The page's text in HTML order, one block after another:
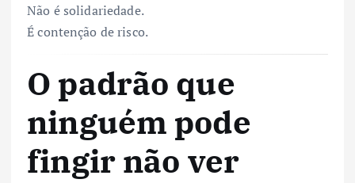
Não é solidariedade.
É contenção de risco.
O padrão que
ninguém pode
fingir não ver